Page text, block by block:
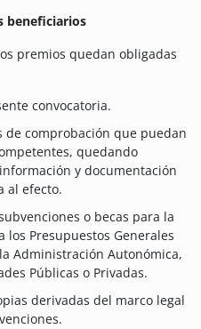
beneficiarios
premios quedan obligadas
convocatoria.
de comprobación que puedan
quedando
y documentación
al efecto.
o becas para la
los Presupuestos Generales
Administración Autonómica,
Públicas o Privadas.
derivadas del marco legal